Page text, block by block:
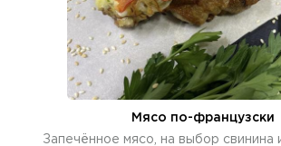
Мясо по-французски
Запечённое мясо, на выбор свинина